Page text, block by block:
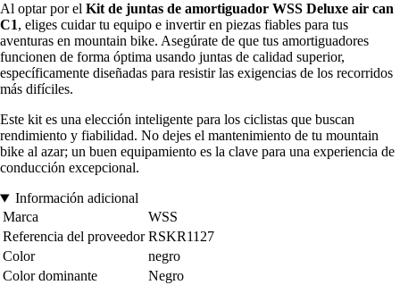
Al optar por el Kit de juntas de amortiguador WSS Deluxe air can
C1, eliges cuidar tu equipo e invertir en piezas fiables para tus
aventuras en mountain bike. Asegúrate de que tus amortiguadores
funcionen de forma óptima usando juntas de calidad superior,
específicamente diseñadas para resistir las exigencias de los recorridos
más difíciles.
Este kit es una elección inteligente para los ciclistas que buscan
rendimiento y fiabilidad. No dejes el mantenimiento de tu mountain
bike al azar; un buen equipamiento es la clave para una experiencia de
conducción excepcional.
Información adicional
Marca
WSS
Referencia del proveedor RSKR1127
Color
negro
Color dominante
Negro